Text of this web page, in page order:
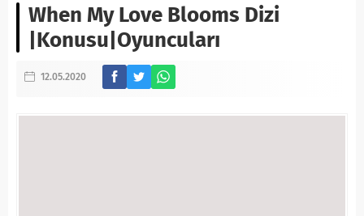
When My Love Blooms Dizi
|Konusu|Oyuncuları
12.05.2020